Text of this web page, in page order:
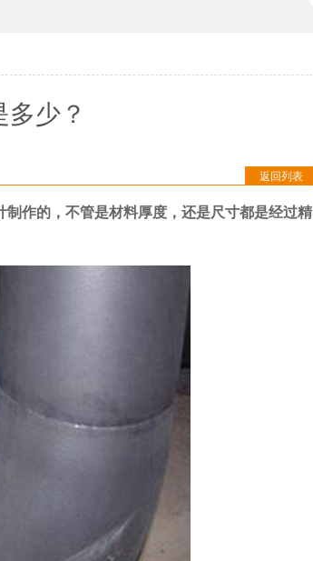
少？
返回列表
作的，不管是材料厚度，还是尺寸都是经过精